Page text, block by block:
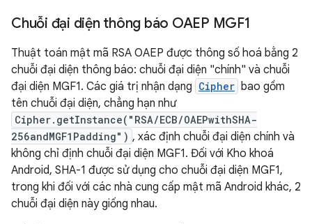
Chuỗi đại diện thông báo OAEP MGF1
Thuật toán mật mã RSA OAEP được thông số hoá bằng 2
chuỗi đại diện thông báo: chuỗi đại diện "chính" và chuỗi
đại diện MGF1. Các giá trị nhận dạng Cipher bao gồm
tên chuỗi đại diện, chẳng hạn như
Cipher.getInstance("RSA/ECB/OAEPwithSHA-
256andMGF1Padding") , xác định chuỗi đại diện chính và
không chỉ định chuỗi đại diện MGF1. Đối với Kho khoá
Android, SHA-1 được sử dụng cho chuỗi đại diện MGF1,
trong khi đối với các nhà cung cấp mật mã Android khác, 2
chuỗi đại diện này giống nhau.